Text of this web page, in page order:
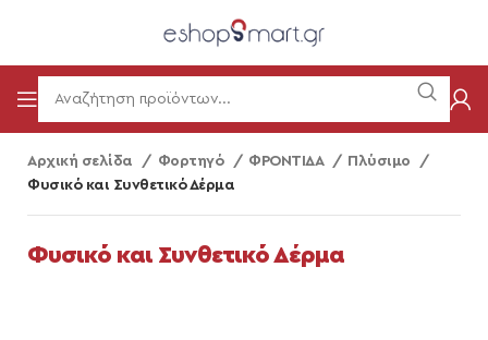
Αρχική σελίδα Φορτηγό ΦΡΟΝΤΙΔΑ
Πλύσιμο
Φυσικό και Συνθετικό Δέρμα
Φυσικό και Συνθετικό Δέρμα